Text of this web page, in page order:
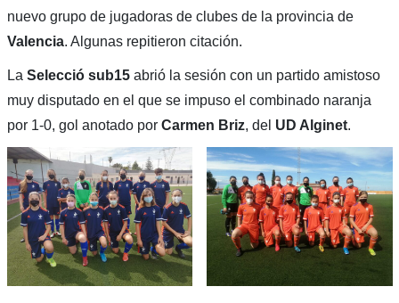
nuevo grupo de jugadoras de clubes de la provincia de
Valencia. Algunas repitieron citación.
La Selecció sub15 abrió la sesión con un partido amistoso
muy disputado en el que se impuso el combinado naranja
por 1-0, gol anotado por Carmen Briz, del UD Alginet.